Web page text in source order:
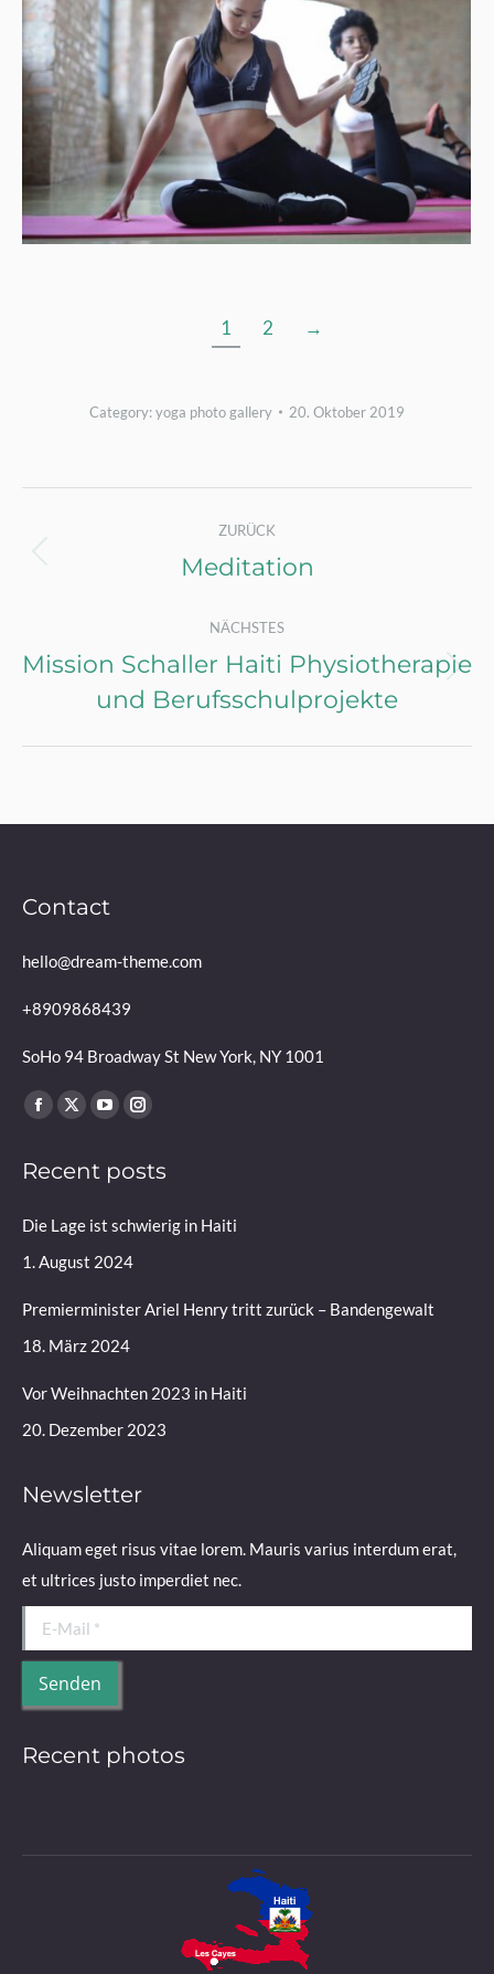
1 2 →
Category:yoga photo gallery 20. Oktober 2019
Navigation
ZURÜCK
Vorheriges
Meditation
NÄCHSTES
Nächstes
Album:
Mission Schaller Haiti Physiotherapie
und Berufsschulprojekte
Contact
hello@dream-theme.com
+8909868439
SoHo 94 Broadway St New York, NY 1001
Finden Sie uns auf:
Facebook
opens
new
window
X
opens
new
window
YouTube
opens
new
window
Instagram
opens
new
Recent posts
Die Lage ist schwierig in Haiti
1. August 2024
Premierminister Ariel Henry tritt zurück – Bandengewalt
18. März 2024
Vor Weihnachten 2023 in Haiti
20. Dezember 2023
Newsletter
Aliquam eget risus vitae lorem. Mauris varius interdum erat,
et ultrices justo imperdiet nec.
E-Mail *
Senden
Recent photos